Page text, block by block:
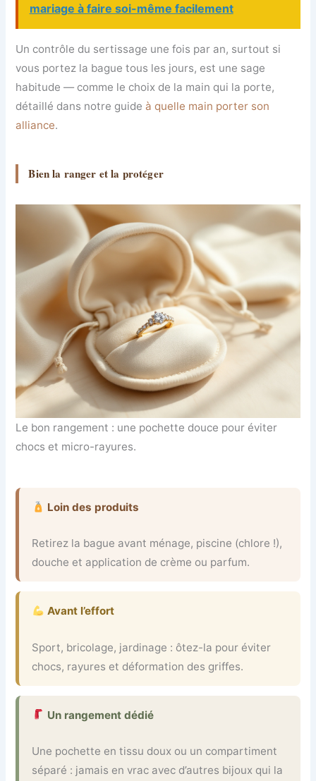
mariage à faire soi-même facilement
Un contrôle du sertissage une fois par an, surtout si
vous portez la bague tous les jours, est une sage
habitude — comme le choix de la main qui la porte,
détaillé dans notre guideà quelle main porter son
alliance.
Bien la ranger et la protéger
Le bon rangement : une pochette douce pour éviter
chocs et micro-rayures.
Loin des produits
Retirez la bague avant ménage, piscine (chlore !),
douche et application de crème ou parfum.
Avant l’effort
Sport, bricolage, jardinage : ôtez-la pour éviter
chocs, rayures et déformation des griffes.
Un rangement dédié
Une pochette en tissu doux ou un compartiment
séparé : jamais en vrac avec d’autres bijoux qui la